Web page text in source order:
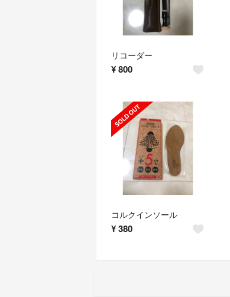
リコーダー
¥800
コルクインソール
¥380